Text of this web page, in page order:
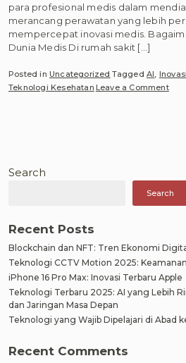
para profesional medis dalam
merancang perawatan yang lebih
mempercepat inovasi medis.
Dunia Medis Di rumah sakit […]
Posted inUncategorized TaggedAI,
Teknologi Kesehatan Leave a Commenton
Terus
Search
Search
Recent Posts
Blockchain dan NFT: Tren Ekonomi
Teknologi CCTV Motion 2025:
iPhone 16 Pro Max: Inovasi Terbaru Apple
Teknologi Terbaru 2025: AI yang Lebih
dan Jaringan Masa Depan
Teknologi yang Wajib Dipelajari di Abad
Recent Comments